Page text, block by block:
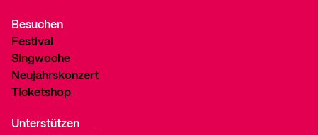
Besuchen
Festival
Singwoche
Neujahrskonzert
Ticketshop
Unterstützen